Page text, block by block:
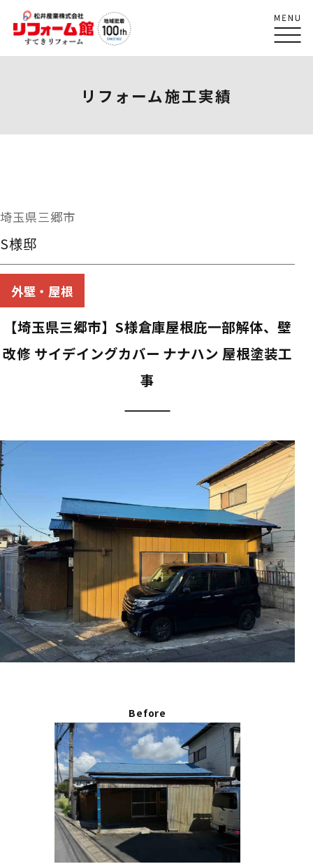
リフォーム施工実績
埼玉県三郷市
S様邸
外壁・屋根
【埼玉県三郷市】S様倉庫屋根庇一部解体、壁
改修 サイデイングカバー ナナハン 屋根塗装工
事
Before